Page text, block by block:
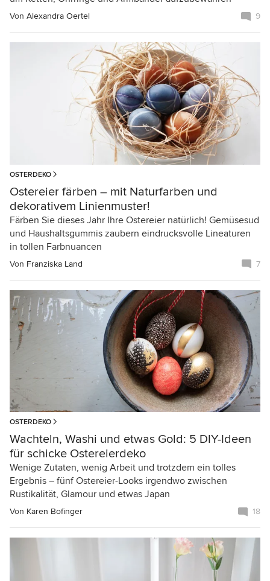
Von Alexandra Oertel 9
OSTERDEKO
Ostereier färben – mit Naturfarben und
dekorativem Linienmuster!
Färben Sie dieses Jahr Ihre Ostereier natürlich! Gemüsesud
und Haushaltsgummis zaubern eindrucksvolle Lineaturen
in tollen Farbnuancen
Von Franziska Land 7
OSTERDEKO
Wachteln, Washi und etwas Gold: 5 DIY-Ideen
für schicke Ostereierdeko
Wenige Zutaten, wenig Arbeit und trotzdem ein tolles
Ergebnis – fünf Ostereier-Looks irgendwo zwischen
Rustikalität, Glamour und etwas Japan
Von Karen Bofinger 18